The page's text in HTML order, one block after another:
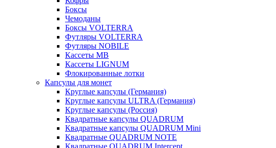
Боксы
Чемоданы
Боксы VOLTERRA
Футляры VOLTERRA
Футляры NOBILE
Кассеты МВ
Кассеты LIGNUM
Флокированные лотки
Капсулы для монет
Круглые капсулы (Германия)
Круглые капсулы ULTRA (Германия)
Круглые капсулы (Россия)
Квадратные капсулы QUADRUM
Квадратные капсулы QUADRUM Mini
Квадратные QUADRUM NOTE
Квадратные QUADRUM Intercept